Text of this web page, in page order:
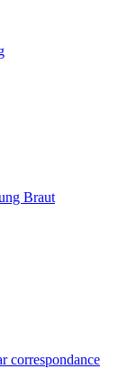
Braut
correspondance